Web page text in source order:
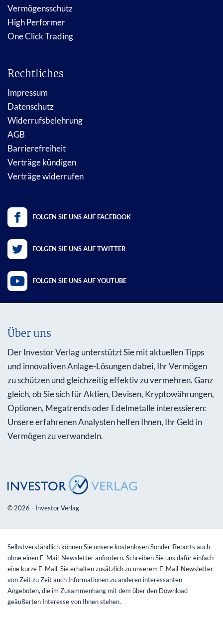
Vermögensschutz
High Performer
One Click Trading
Rechtliches
Impressum
Datenschutz
Widerrufsbelehrung
AGB
Barrierefreiheit
Verträge kündigen
Verträge widerrufen
FOLGEN SIE UNS AUF FACEBOOK
FOLGEN SIE UNS AUF TWITTER
FOLGEN SIE UNS AUF YOUTUBE
Über uns
Der Investor Verlag unterstützt Sie mit aktuellen Tipps
und innovativen Anlage-Lösungen dabei, Ihr Vermögen
zu schützen und gleichzeitig effektiv zu vermehren. Ganz
gleich, ob Sie sich für Aktien, Devisen, Kryptowährungen,
Optionen, Megatrends oder Edelmetalle interessieren:
Unsere erfahrenen Analysten helfen Ihnen, Ihr Geld in
Vermögen zu verwandeln.
© 2026 - Investor Verlag
Selbstverständlich können Sie unsere kostenlosen Sonder-Reports auch
ohne einen E-Mail-Newsletter anfordern. Schreiben Sie uns dafür einfach
eine kurze E-Mail. Sie erhalten zusätzlich zu unserem E-Mail-Newsletter
von Zeit zu Zeit auch Informationen zu anderen interessanten
Angeboten, die im Zusammenhang mit dem über den Download
geäußerten Interesse von Ihnen stehen.